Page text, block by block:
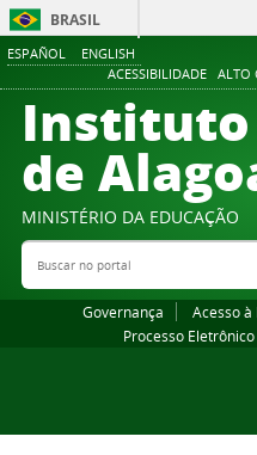
ESPAÑOL ENGLISH
ACESSIBILIDADE ALTO
BRASIL
Instituto
de
MINISTÉRIO DA EDUCAÇÃO
Buscar no portal
Governança Acesso
Processo Eletrônico